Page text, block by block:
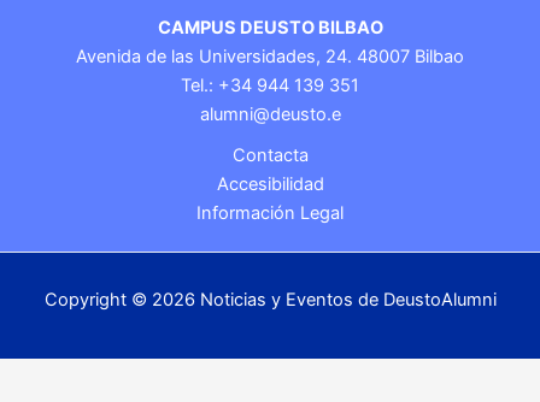
CAMPUS DEUSTO BILBAO
Avenida de las Universidades, 24. 48007 Bilbao
Tel.: +34 944 139 351
alumni@deusto.e
Contacta
Accesibilidad
Información Legal
Copyright © 2026 Noticias y Eventos de DeustoAlumni